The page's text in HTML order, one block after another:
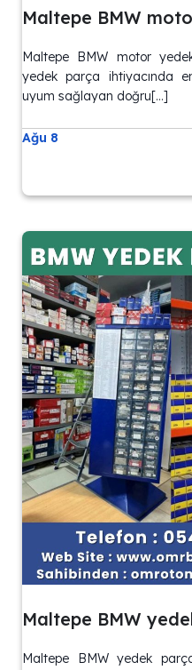
Maltepe BMW
Maltepe BMW motor
yedek parça ihtiyacında
uyum sağlayan doğru[…]
Ağu 8
Maltepe BMW
Maltepe BMW yedek